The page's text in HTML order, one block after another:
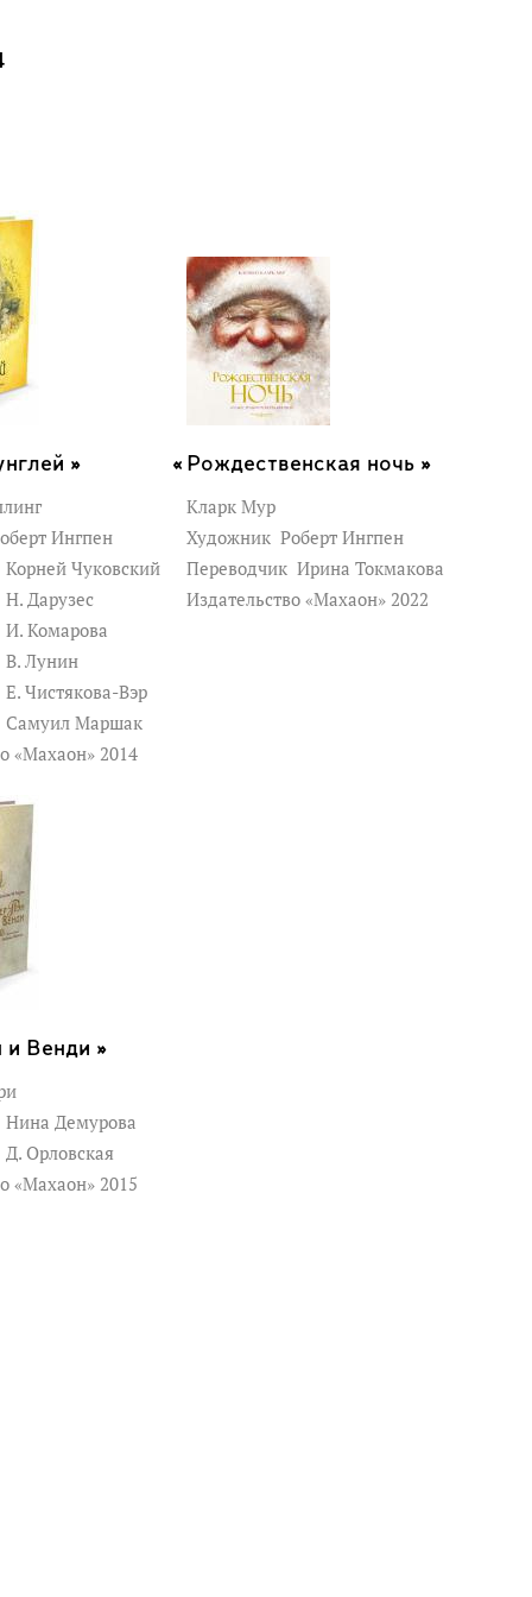
»
Ингпен
Корней Чуковский
Н. Дарузес
И. Комарова
В. Лунин
Е. Чистякова-Вэр
Самуил Маршак
«Махаон» 2014
Рождественская ночь »
Кларк Мур
Художник Роберт Ингпен
Переводчик Ирина Токмакова
Издательство «Махаон» 2022
и Венди »
Нина Демурова
Д. Орловская
«Махаон» 2015